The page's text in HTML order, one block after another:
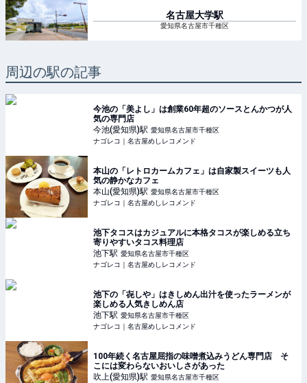
名古屋大学駅
愛知県名古屋市千種区
周辺の駅の記事
今池の「美よし」は創業60年超のソースとんかつが人
気の専門店
今池(愛知県)駅 愛知県名古屋市千種区
ナゴレコ｜名古屋めしレコメンド
本山の「レトロカームカフェ」は自家製スイーツも人
気の静かなカフェ
本山(愛知県)駅 愛知県名古屋市千種区
ナゴレコ｜名古屋めしレコメンド
池下タコスはカジュアルに本格タコスが楽しめる立ち
寄りやすいタコス料理店
池下駅 愛知県名古屋市千種区
ナゴレコ｜名古屋めしレコメンド
池下の「㐂しや」はきしめん出汁を使ったラーメンが
楽しめる人気きしめん店
池下駅 愛知県名古屋市千種区
ナゴレコ｜名古屋めしレコメンド
100年続く名古屋屈指の味噌煮込みうどん専門店 そ
こには変わらないおいしさがあった
吹上(愛知県)駅 愛知県名古屋市千種区